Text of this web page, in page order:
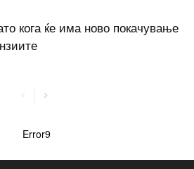
кога ќе има ново покачување
Error9